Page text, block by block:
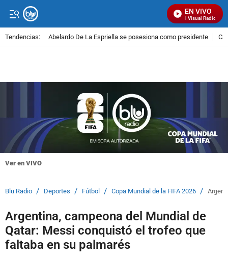
EN VIVO
Señal Visual Radio
Tendencias: Abelardo De La Espriella se posesiona como presidente
Ver en VIVO
Blu Radio / Deportes / Fútbol / Copa Mundial de la FIFA 2026 /
Argentina, campeona del Mundial de
Qatar: Messi conquistó el trofeo que
faltaba en su palmarés